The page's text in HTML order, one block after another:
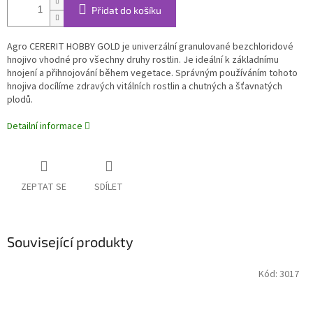
Přidat do košíku
Agro CERERIT HOBBY GOLD je univerzální granulované bezchloridové
hnojivo vhodné pro všechny druhy rostlin. Je ideální k základnímu
hnojení a přihnojování během vegetace. Správným používáním tohoto
hnojiva docílíme zdravých vitálních rostlin a chutných a šťavnatých
plodů.
Detailní informace
ZEPTAT SE SDÍLET
Související produkty
Kód: 3017